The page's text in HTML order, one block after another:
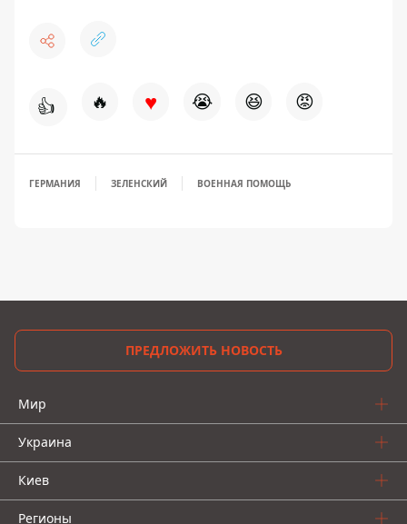
👍 🔥 ♥ 😭 😆 😡
ГЕРМАНИЯ ЗЕЛЕНСКИЙ ВОЕННАЯ ПОМОЩЬ
ПРЕДЛОЖИТЬ НОВОСТЬ
Мир
Украина
Киев
Регионы